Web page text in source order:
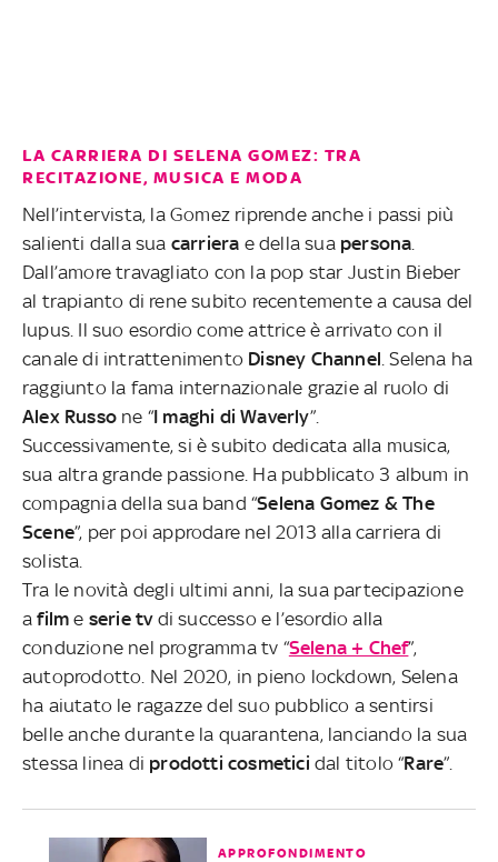
LA CARRIERA DI SELENA GOMEZ: TRA
RECITAZIONE, MUSICA E MODA
Nell’intervista, la Gomez riprende anche i passi più
salienti dalla sua carriera e della sua persona
Dall’amore travagliato con la pop star Justin Bieber
al trapianto di rene subito recentemente a causa del
lupus. Il suo esordio come attrice è arrivato con il
canale di intrattenimento Disney Channel . Selena ha
raggiunto la fama internazionale grazie al ruolo di
Alex Russo ne “I maghi di Waverly”.
Successivamente, si è subito dedicata alla musica,
sua altra grande passione. Ha pubblicato 3 album in
compagnia della sua band “Selena Gomez & The
Scene”, per poi approdare nel 2013 alla carriera di
solista.
Tra le novità degli ultimi anni, la sua partecipazione
afilm e serie tvdi successo e l’esordio alla
conduzione nel programma tv “Selena + Chef”,
autoprodotto. Nel 2020, in pieno lockdown, Selena
ha aiutato le ragazze del suo pubblico a sentirsi
belle anche durante la quarantena, lanciando la sua
stessa linea di prodotti cosmetici dal titolo “Rare”.
APPROFONDIMENTO